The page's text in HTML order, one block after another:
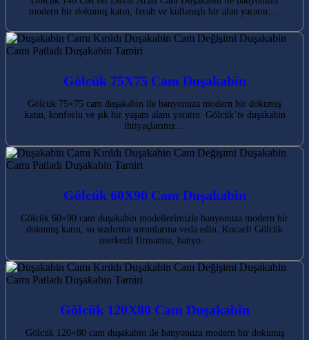
modern bir dokunuş katın, ferah ve kullanışlı bir alan yaratın.…
Gölcük 75X75 Cam Duşakabin
Gölcük 75×75 cam duşakabin ile banyonuza modern bir dokunuş
katın, konforlu ve şık bir yaşam alanı yaratın. Gölcük’te duşakabin
ihtiyaçlarınız…
Gölcük 60X90 Cam Duşakabin
Gölcük 60×90 cam duşakabin modellerimizle banyonuza modern bir
dokunuş katın, su sızdırma sorunlarına veda edin. Kocaeli Gölcük
merkezli firmamız, banyo…
Gölcük 120X80 Cam Duşakabin
Gölcük 120×80 cam duşakabin ile banyonuza modern bir dokunuş